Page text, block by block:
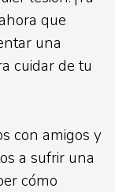
que
una
cuidar de tu
con amigos y
a sufrir una
cómo